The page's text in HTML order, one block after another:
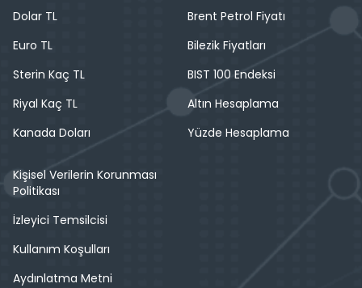
Dolar TL
Euro TL
Sterin Kaç TL
Riyal Kaç TL
Kanada Doları
Brent Petrol Fiyatı
Bilezik Fiyatları
BIST 100 Endeksi
Altın Hesaplama
Yüzde Hesaplama
Kişisel Verilerin Korunması
Politikası
İzleyici Temsilcisi
Kullanım Koşulları
Aydınlatma Metni